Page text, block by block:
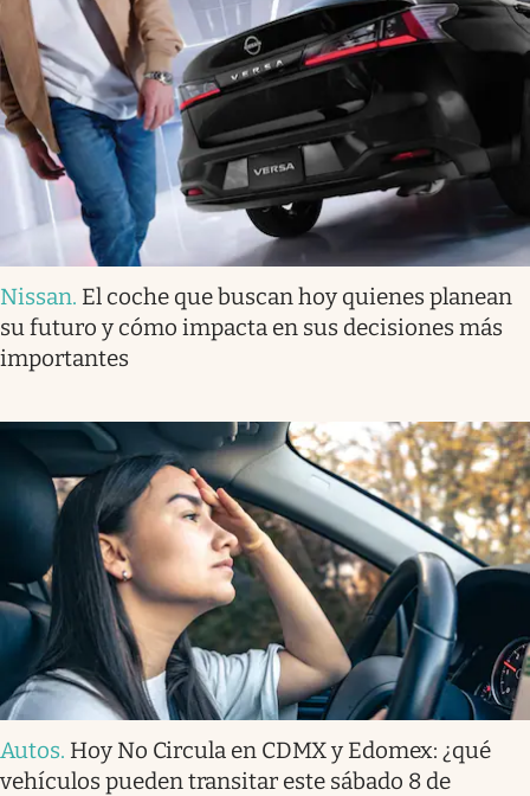
Nissan. El coche que buscan hoy quienes planean
su futuro y cómo impacta en sus decisiones más
importantes
Autos. Hoy No Circula en CDMX y Edomex: ¿qué
vehículos pueden transitar este sábado 8 de